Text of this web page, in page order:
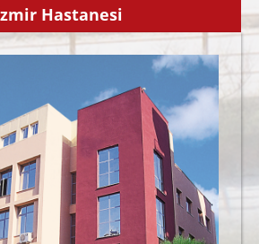
Hastanesi